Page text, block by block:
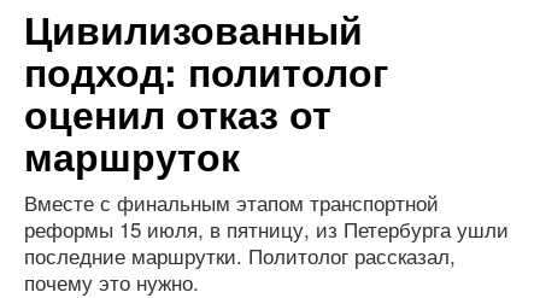
Цивилизованный
подход: политолог
оценил отказ от
маршруток
Вместе с финальным этапом транспортной
реформы 15 июля, в пятницу, из Петербурга ушли
последние маршрутки. Политолог рассказал,
почему это нужно.